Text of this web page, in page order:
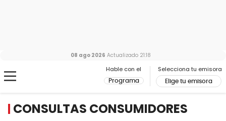
Hable con el
Programa
Selecciona tu emisora
Elige tu emisora
08 ago 2026 Actualizado 21:18
CONSULTAS CONSUMIDORES